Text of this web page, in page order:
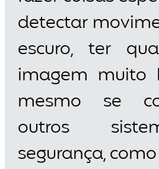
detectar
escuro, ter
imagem
mesmo se
outros
segurança,